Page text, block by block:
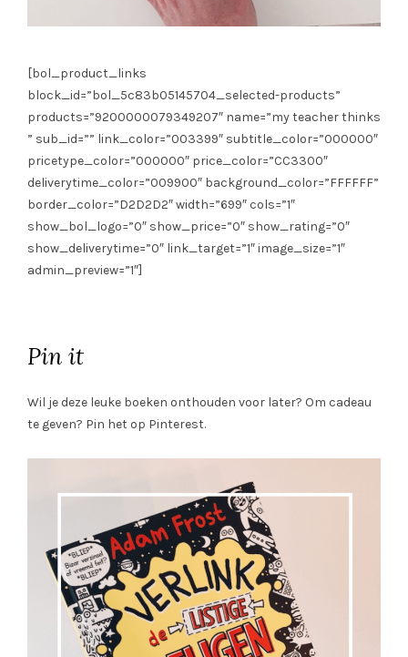
[bol_product_links
block_id=”bol_5c83b05145704_selected-products”
products=”9200000079349207″ name=”my teacher thinks
” sub_id=”” link_color=”003399″ subtitle_color=”000000″
pricetype_color=”000000″ price_color=”CC3300″
deliverytime_color=”009900″ background_color=”FFFFFF”
border_color=”D2D2D2″ width=”699″ cols=”1″
show_bol_logo=”0″ show_price=”0″ show_rating=”0″
show_deliverytime=”0″ link_target=”1″ image_size=”1″
admin_preview=”1″]
Pin it
Wil je deze leuke boeken onthouden voor later? Om cadeau
te geven? Pin het op Pinterest.